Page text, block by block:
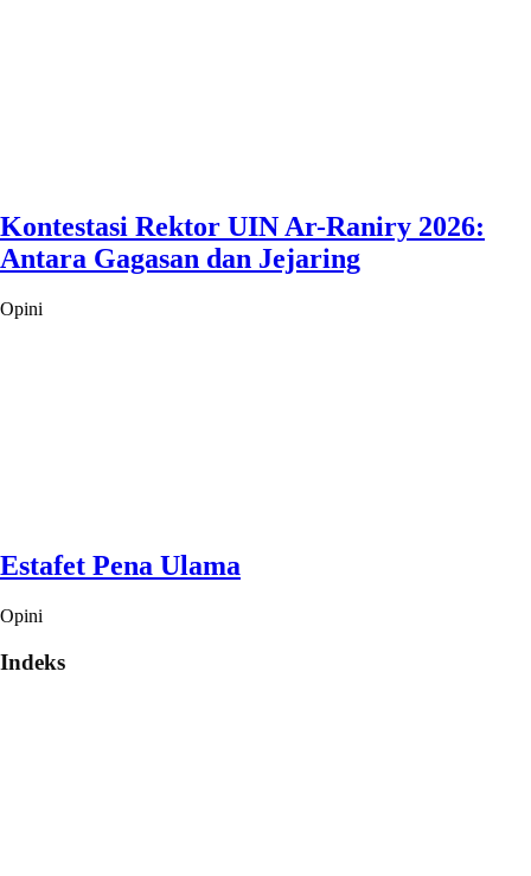
Kontestasi Rektor UIN Ar-Raniry 2026:
Antara Gagasan dan Jejaring
Opini
Estafet Pena Ulama
Opini
Indeks